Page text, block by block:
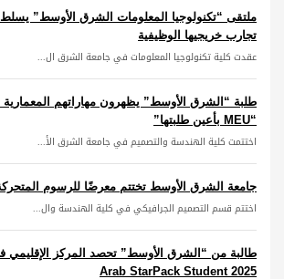
ملتقى “تكنولوجيا المعلومات الشرق الأوسط”
تجارب خريجيها الوظيفية
عقدت كلية تكنولوجيا المعلومات في جامعة الشرق ال...
طلبة “الشرق الأوسط” يظهرون مهاراتهم
“MEU بأعين طلبتها”
اختتمت كلية الهندسة والتصميم في جامعة الشرق الأ...
جامعة الشرق الأوسط تختتم معرضًا للرسوم
اختتم قسم التصميم الجرافيكي في كلية الهندسة وال...
طالبة من “الشرق الأوسط” تحصد المركز الإقليمي
Arab StarPack Student 2025